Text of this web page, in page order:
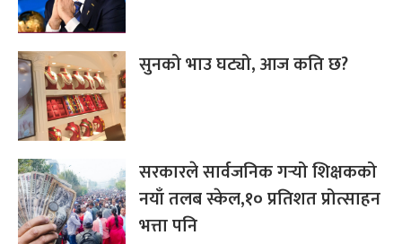
सुनको भाउ घट्यो, आज कति छ?
सरकारले सार्वजनिक गर्‍यो शिक्षकको
नयाँ तलब स्केल,१० प्रतिशत प्रोत्साहन
भत्ता पनि